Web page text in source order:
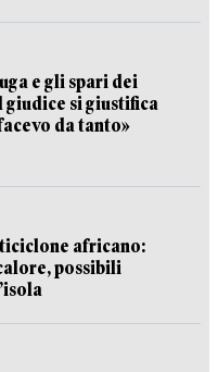
e gli spari dei
giudice si giustifica
da tanto»
africano:
possibili